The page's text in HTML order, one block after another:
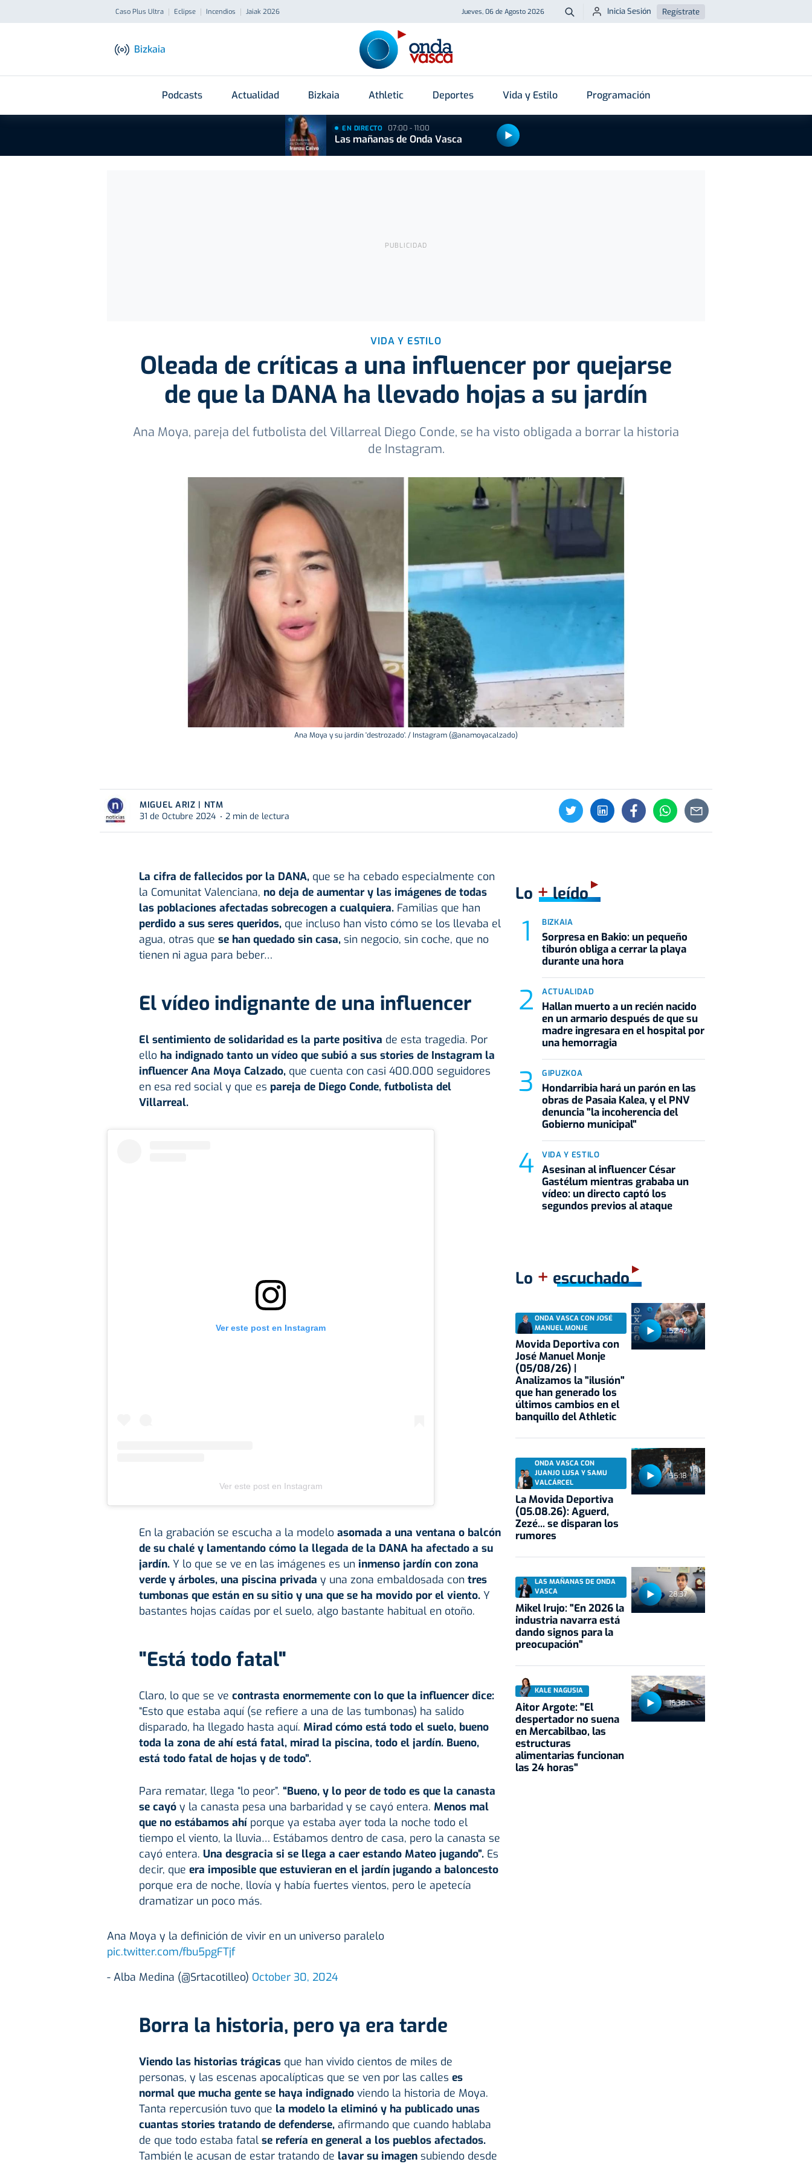
Caso Plus Ultra Eclipse Incendios Jaiak 2026 Jueves, 06 de Agosto 2026 Buscar
Inicia Sesión Regístrate
Bizkaia
Podcasts Actualidad Bizkaia Athletic Deportes Vida y Estilo Programación
EN DIRECTO 07:00 - 11:00
Las mañanas de Onda Vasca
VIDA Y ESTILO
Oleada de críticas a una influencer por quejarse
de que la DANA ha llevado hojas a su jardín
Ana Moya, pareja del futbolista del Villarreal Diego Conde, se ha visto obligada a borrar la historia
de Instagram.
Ana Moya y su jardín 'destrozado'. / Instagram (@anamoyacalzado)
MIGUEL ARIZ | NTM
31 de Octubre 2024
2 min de lectura
La cifra de fallecidos por la DANA,que se ha cebado especialmente con
la Comunitat Valenciana, no deja de aumentar y las imágenes de todas
las poblaciones afectadas sobrecogen a cualquiera. Familias que han
perdido a sus seres queridos,que incluso han visto cómo se los llevaba el
agua, otras que se han quedado sin casa,sin negocio, sin coche, que no
tienen ni agua para beber…
El vídeo indignante de una influencer
El sentimiento de solidaridad es la parte positiva de esta tragedia. Por
elloha indignado tanto un vídeo que subió a sus stories de Instagram la
influencer Ana Moya Calzado, que cuenta con casi 400.000 seguidores
en esa red social y que es pareja de Diego Conde, futbolista del
Villarreal.
Ver este post en Instagram
Ver este post en Instagram
En la grabación se escucha a la modelo asomada a una ventana o balcón
de su chalé y lamentando cómo la llegada de la DANA ha afectado a su
jardín.Y lo que se ve en las imágenes es un inmenso jardín con zona
verde y árboles, una piscina privada y una zona embaldosada con tres
tumbonas que están en su sitio y una que se ha movido por el viento.Y
bastantes hojas caídas por el suelo, algo bastante habitual en otoño.
"Está todo fatal"
Claro, lo que se ve contrasta enormemente con lo que la influencer dice:
“Esto que estaba aquí (se refiere a una de las tumbonas) ha salido
disparado, ha llegado hasta aquí. Mirad cómo está todo el suelo, bueno
toda la zona de ahí está fatal, mirad la piscina, todo el jardín. Bueno,
está todo fatal de hojas y de todo”.
Para rematar, llega “lo peor”. “Bueno, y lo peor de todo es que la canasta
se cayóy la canasta pesa una barbaridad y se cayó entera. Menos mal
que no estábamos ahí porque ya estaba ayer toda la noche todo el
tiempo el viento, la lluvia… Estábamos dentro de casa, pero la canasta se
cayó entera. Una desgracia si se llega a caer estando Mateo jugando”.Es
decir, que era imposible que estuvieran en el jardín jugando a baloncesto
porque era de noche, llovía y había fuertes vientos, pero le apetecía
dramatizar un poco más.
Ana Moya y la definición de vivir en un universo paralelo
pic.twitter.com/fbu5pgFTjf
- Alba Medina (@Srtacotilleo) October 30, 2024
Borra la historia, pero ya era tarde
Viendo las historias trágicas que han vivido cientos de miles de
personas, y las escenas apocalípticas que se ven por las calles es
normal que mucha gente se haya indignadoviendo la historia de Moya.
Tanta repercusión tuvo que la modelo la eliminó y ha publicado unas
cuantas stories tratando de defenderse, afirmando que cuando hablaba
de que todo estaba fatalse refería en general a los pueblos afectados.
También le acusan de estar tratando de lavar su imagensubiendo desde
Lo +leído
BIZKAIA
Sorpresa en Bakio: un pequeño
tiburón obliga a cerrar la playa
durante una hora
ACTUALIDAD
Hallan muerto a un recién nacido
en un armario después de que su
madre ingresara en el hospital por
una hemorragia
GIPUZKOA
Hondarribia hará un parón en las
obras de Pasaia Kalea, y el PNV
denuncia "la incoherencia del
Gobierno municipal"
VIDA Y ESTILO
Asesinan al influencer César
Gastélum mientras grababa un
vídeo: un directo captó los
segundos previos al ataque
Lo + escuchado
52:42
ONDA VASCA CON JOSÉ
MANUEL MONJE
Movida Deportiva con
José Manuel Monje
(05/08/26) |
Analizamos la "ilusión"
que han generado los
últimos cambios en el
banquillo del Athletic
55:18
ONDA VASCA CON
JUANJO LUSA Y SAMU
VALCÁRCEL
La Movida Deportiva
(05.08.26): Aguerd,
Zezé... se disparan los
rumores
28:37
LAS MAÑANAS DE ONDA
VASCA
Mikel Irujo: "En 2026 la
industria navarra está
dando signos para la
preocupación"
16:38
KALE NAGUSIA
Aitor Argote: "El
despertador no suena
en Mercabilbao, las
estructuras
alimentarias funcionan
las 24 horas"